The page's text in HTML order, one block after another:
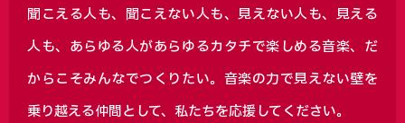
聞こえる人も、聞こえない人も、見えない人も、見える
人も、あらゆる人があらゆるカタチで楽しめる音楽、 だ
からこそみんなでつくりたい。音楽の力で見えない壁を
乗り越える仲間として、私たちを応援してください。